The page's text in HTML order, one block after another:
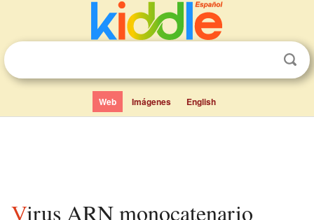
Web Imágenes English
Virus ARN monocatenario